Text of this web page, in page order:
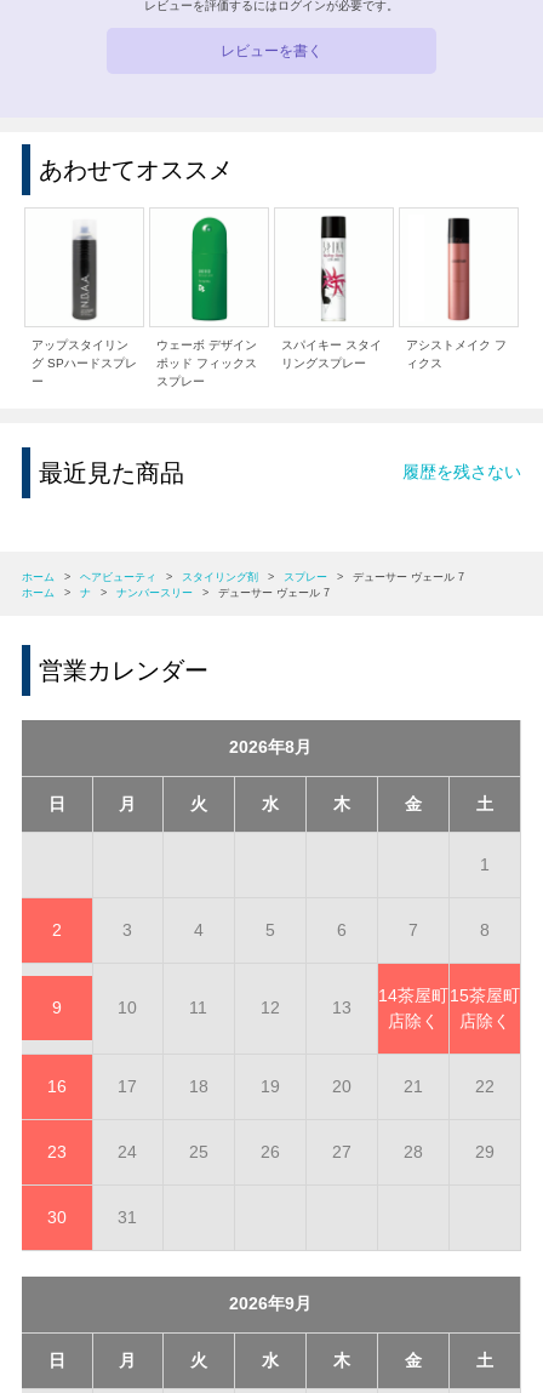
レビューを評価するには ログインが必要です。
レビューを書く
あわせてオススメ
アップスタイリン
グ SPハードスプレ
ー
ウェーボ デザイン
ポッド フィックス
スプレー
スパイキー スタイ
リングスプレー
アシストメイク フ
ィクス
最近見た商品 履歴を残さない
ホーム > ヘアビューティ > スタイリング剤 > スプレー >
デューサー ヴェール 7
ホーム
> ナ > ナンバースリー > デューサー ヴェール 7
営業カレンダー
2026年8月
日 月 火 水 木 金 土
1
2 3 4 5 6 7 8
9 10 11 12 13
14茶屋町
店除く
15茶屋町
店除く
16 17 18 19 20 21 22
23 24 25 26 27 28 29
30 31
2026年9月
日 月 火 水 木 金 土